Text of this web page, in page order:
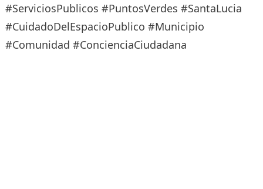
#ServiciosPublicos #PuntosVerdes #SantaLucia
#CuidadoDelEspacioPublico #Municipio
#Comunidad #ConcienciaCiudadana